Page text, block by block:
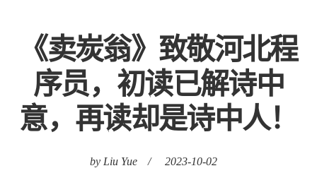
《卖炭翁》致敬河北程
序员，初读已解诗中
意，再读却是诗中人！
by Liu Yue / 2023-10-02